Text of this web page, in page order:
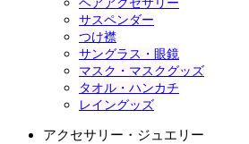
ヘアアクセサリー
サスペンダー
つけ襟
サングラス・眼鏡
マスク・マスクグッズ
タオル・ハンカチ
レイングッズ
アクセサリー・ジュエリー